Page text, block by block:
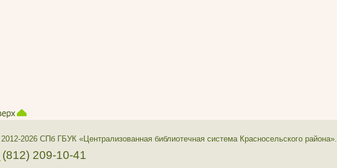
2026 СПб ГБУК «Централизованная библиотечная система Красносельского района».
(812) 209-10-41